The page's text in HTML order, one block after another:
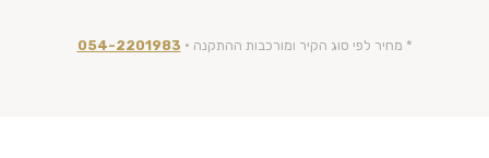
* מחיר לפי סוג הקיר ומורכבות ההתקנה · 054-2201983